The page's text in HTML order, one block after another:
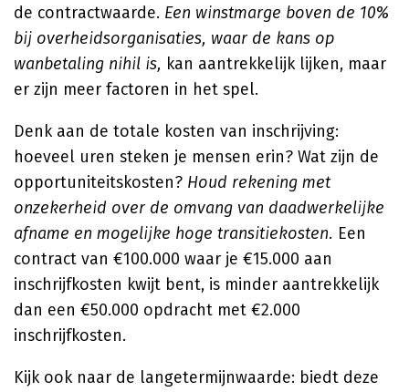
de contractwaarde. Een winstmarge boven de 10%
bij overheidsorganisaties, waar de kans op
wanbetaling nihil is, kan aantrekkelijk lijken, maar
er zijn meer factoren in het spel.
Denk aan de totale kosten van inschrijving:
hoeveel uren steken je mensen erin? Wat zijn de
opportuniteitskosten? Houd rekening met
onzekerheid over de omvang van daadwerkelijke
afname en mogelijke hoge transitiekosten. Een
contract van €100.000 waar je €15.000 aan
inschrijfkosten kwijt bent, is minder aantrekkelijk
dan een €50.000 opdracht met €2.000
inschrijfkosten.
Kijk ook naar de langetermijnwaarde: biedt deze